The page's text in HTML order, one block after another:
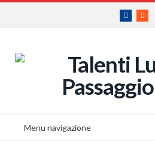
Facebook
RSS
Menu navigazione